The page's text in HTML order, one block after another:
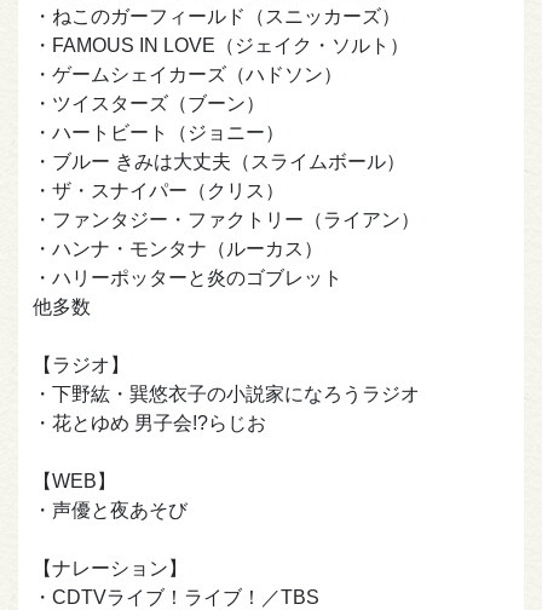
・ねこのガーフィールド（スニッカーズ）
・FAMOUS IN LOVE（ジェイク・ソルト）
・ゲームシェイカーズ（ハドソン）
・ツイスターズ（ブーン）
・ハートビート（ジョニー）
・ブルー きみは大丈夫（スライムボール）
・ザ・スナイパー（クリス）
・ファンタジー・ファクトリー（ライアン）
・ハンナ・モンタナ（ルーカス）
・ハリーポッターと炎のゴブレット
他多数
【ラジオ】
・下野紘・巽悠衣子の小説家になろうラジオ
・花とゆめ 男子会!?らじお
【WEB】
・声優と夜あそび
【ナレーション】
・CDTVライブ！ライブ！／TBS